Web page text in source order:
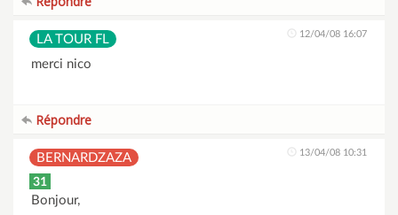
LA TOUR FL 12/04/08 16:07
merci nico
Répondre
BERNARDZAZA 13/04/08 10:31
31
Bonjour,